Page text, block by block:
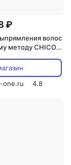
₽
волос
методу CHICO
one.ru
4.8